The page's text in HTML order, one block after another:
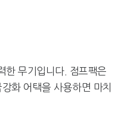
한 무기입니다. 점프팩은
화 어택을 사용하면 마치